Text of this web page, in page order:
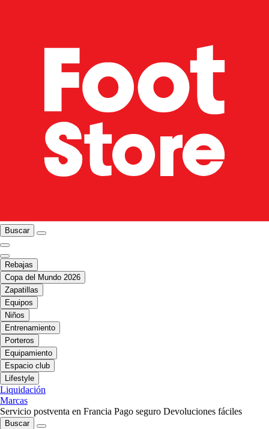
Buscar
Rebajas
Copa del Mundo 2026
Zapatillas
Equipos
Niños
Entrenamiento
Porteros
Equipamiento
Espacio club
Lifestyle
Liquidación
Marcas
Servicio postventa en Francia Pago seguro Devoluciones fáciles
Buscar